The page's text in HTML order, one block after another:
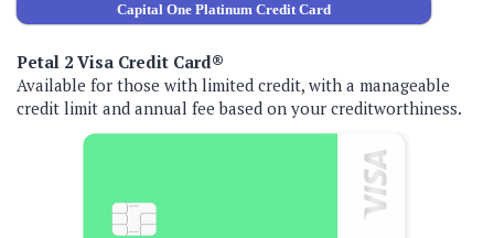
Capital One Platinum Credit Card
Petal 2 Visa Credit Card®
Available for those with limited credit, with a manageable
credit limit and annual fee based on your creditworthiness.